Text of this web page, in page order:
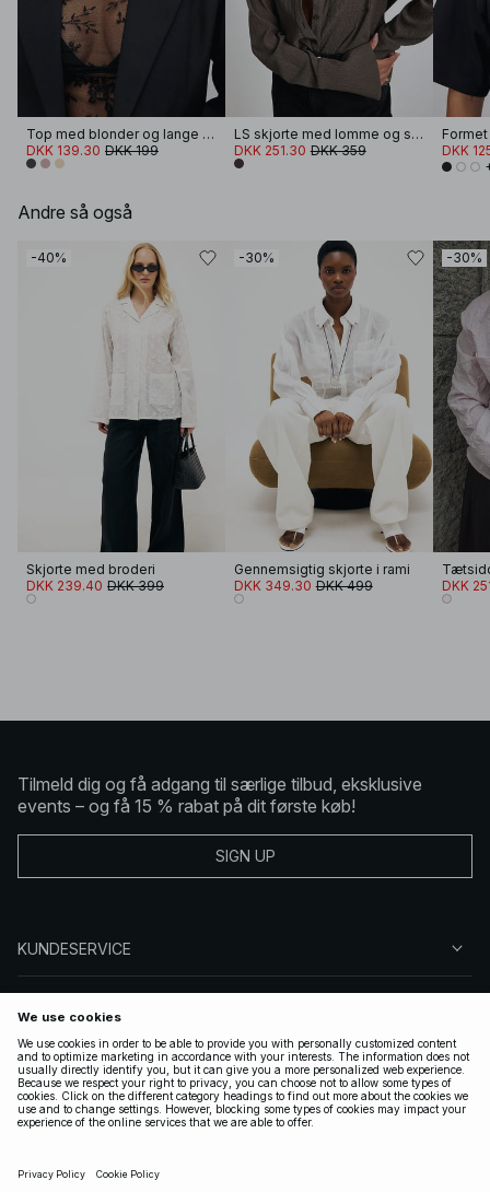
Top med blonder og lange ærmer
DKK 139.30 DKK 199
LS skjorte med lomme og struktur
DKK 251.30 DKK 359
DKK
Andre så også
-40%
Skjorte med broderi
DKK 239.40 DKK 399
-30%
Gennemsigtig skjorte i rami
DKK 349.30 DKK 499
-30%
DKK
Tilmeld dig og få adgang til særlige tilbud, eksklusive
events – og få 15 % rabat på dit første køb!
SIGN UP
KUNDESERVICE
FØLG OS
GYLDIGE